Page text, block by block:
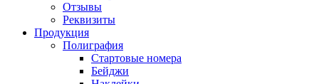
Отзывы
Реквизиты
Продукция
Полиграфия
Стартовые номера
Бейджи